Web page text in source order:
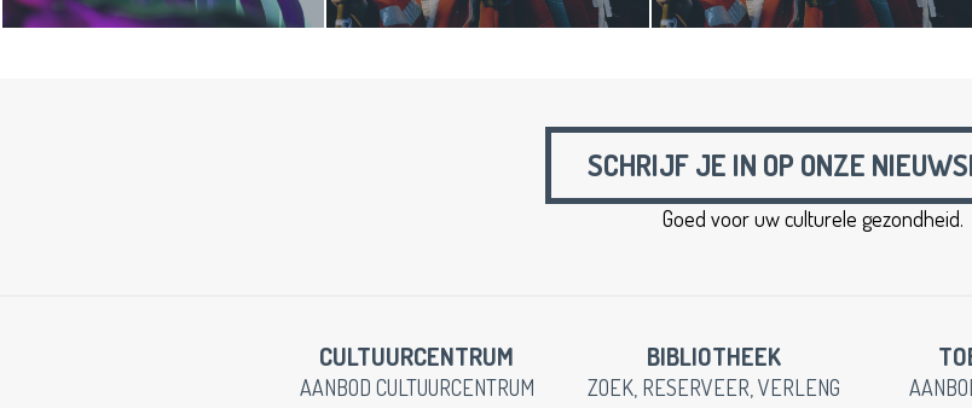
SCHRIJF JE IN OP ONZE
Goed voor uw culturele gezondheid.
CULTUURCENTRUM
AANBOD CULTUURCENTRUM
BIBLIOTHEEK
ZOEK, RESERVEER, VERLENG